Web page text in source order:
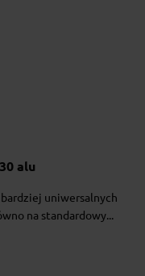
alu
uniwersalnych
na standardowy...